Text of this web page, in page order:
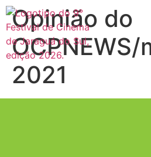
Opinião do
OCPNEWS/
2021